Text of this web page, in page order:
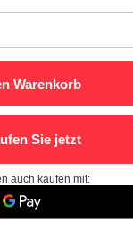
Warenkorb
auch kaufen mit: